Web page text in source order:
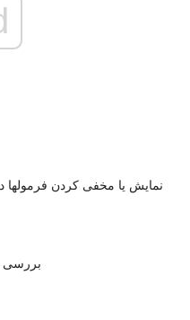
نمایش یا مخفی کردن
بررسی